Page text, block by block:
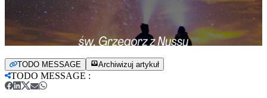
TODO MESSAGE Archiwizuj artykuł
TODO MESSAGE :